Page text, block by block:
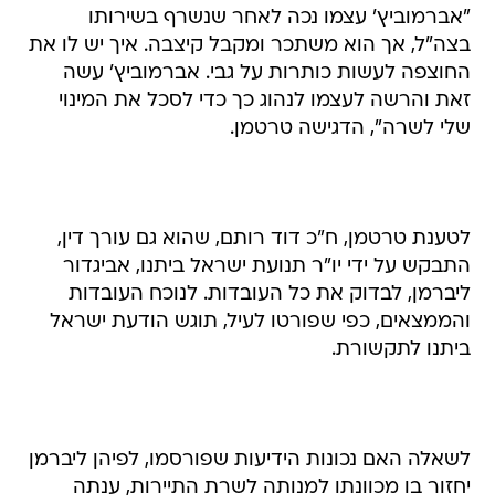
"אברמוביץ' עצמו נכה לאחר שנשרף בשירותו
בצה"ל, אך הוא משתכר ומקבל קיצבה. איך יש לו את
החוצפה לעשות כותרות על גבי. אברמוביץ' עשה
זאת והרשה לעצמו לנהוג כך כדי לסכל את המינוי
שלי לשרה", הדגישה טרטמן.
לטענת טרטמן, ח"כ דוד רותם, שהוא גם עורך דין,
התבקש על ידי יו"ר תנועת ישראל ביתנו, אביגדור
ליברמן, לבדוק את כל העובדות. לנוכח העובדות
והממצאים, כפי שפורטו לעיל, תוגש הודעת ישראל
ביתנו לתקשורת.
לשאלה האם נכונות הידיעות שפורסמו, לפיהן ליברמן
יחזור בו מכוונתו למנותה לשרת התיירות, ענתה